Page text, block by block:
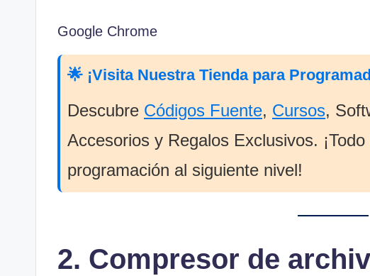
Google Chrome
🌟 ¡Visita Nuestra Tienda para
Descubre Códigos Fuente, Cursos,
Accesorios y Regalos Exclusivos.
programación al siguiente nivel!
2. Compresor de